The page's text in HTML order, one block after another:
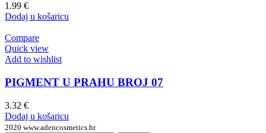
1.99 €
Dodaj u košaricu
Compare
Quick view
Add to wishlist
PIGMENT U PRAHU BROJ 07
3.32 €
Dodaj u košaricu
2020 www.adencosmetics.hr